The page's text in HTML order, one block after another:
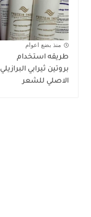
منذ بضع اعوام
طريقه استخدام
بروتين ثيرابي البرازيلي
الاصلي للشعر